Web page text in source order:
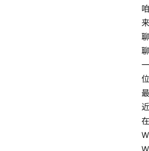
咱
来
聊
聊
一
位
最
近
在
W
W